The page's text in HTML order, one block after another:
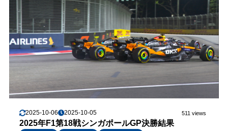
2025-10-06 2025-10-05 511 views
2025年F1第18戦シンガポールGP決勝結果